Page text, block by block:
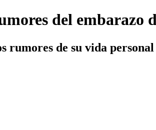
del embarazo
de su vida